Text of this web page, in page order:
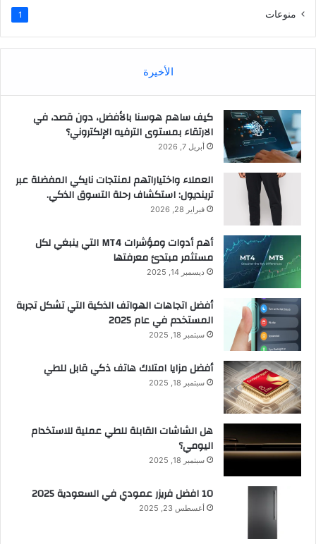
منوعات 1
الأخيرة
كيف ساهم هوسنا بالأفضل، دون قصد، في
الارتقاء بمستوى الترفيه الإلكتروني؟
أبريل 7, 2026
العملاء واختياراتهم لمنتجات نايكي المفضلة عبر
ترينديول: استكشاف رحلة التسوق الذكي.
فبراير 28, 2026
أهم أدوات ومؤشرات MT4 التي ينبغي لكل
مستثمر مبتدئ معرفتها
ديسمبر 14, 2025
أفضل اتجاهات الهواتف الذكية التي تشكل تجربة
المستخدم في عام 2025
سبتمبر 18, 2025
أفضل مزايا امتلاك هاتف ذكي قابل للطي
سبتمبر 18, 2025
هل الشاشات القابلة للطي عملية للاستخدام
اليومي؟
سبتمبر 18, 2025
10 افضل فريزر عمودي​ في السعودية​ 2025
أغسطس 23, 2025